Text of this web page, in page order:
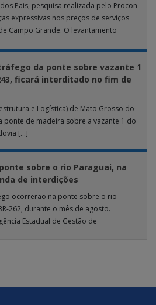
Pais, pesquisa realizada pelo Procon
expressivas nos preços de serviços
Campo Grande. O levantamento
da ponte sobre vazante 1
ficará interditado no fim de
e Logística) de Mato Grosso do
ponte de madeira sobre a vazante 1 do
[…]
sobre o rio Paraguai, na
de interdições
ocorrerão na ponte sobre o rio
262, durante o mês de agosto.
Estadual de Gestão de